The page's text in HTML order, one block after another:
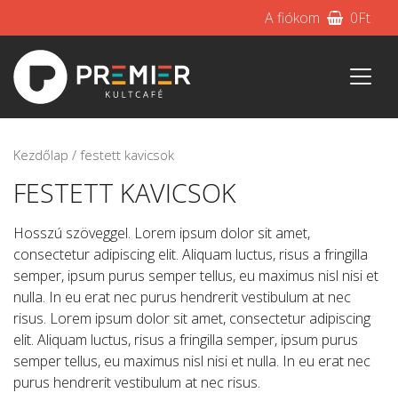
A fiókom 0Ft
Kezdőlap / festett kavicsok
FESTETT KAVICSOK
Hosszú szöveggel. Lorem ipsum dolor sit amet,
consectetur adipiscing elit. Aliquam luctus, risus a fringilla
semper, ipsum purus semper tellus, eu maximus nisl nisi et
nulla. In eu erat nec purus hendrerit vestibulum at nec
risus. Lorem ipsum dolor sit amet, consectetur adipiscing
elit. Aliquam luctus, risus a fringilla semper, ipsum purus
semper tellus, eu maximus nisl nisi et nulla. In eu erat nec
purus hendrerit vestibulum at nec risus.